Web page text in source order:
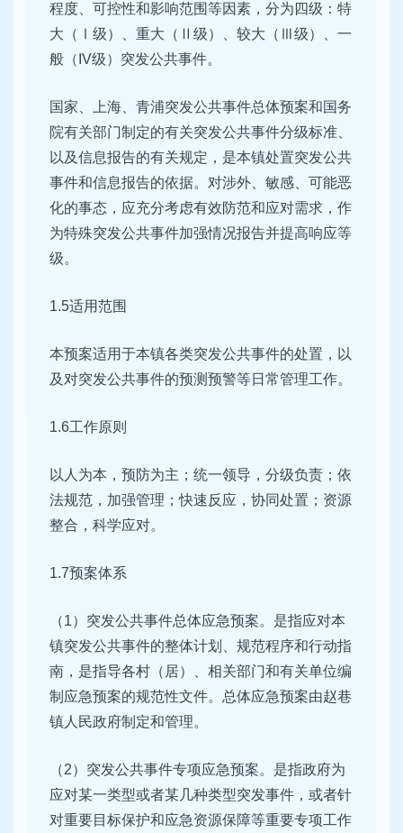
程度、可控性和影响范围等因素，分为四级：特
大（Ⅰ级）、重大（Ⅱ级）、较大（Ⅲ级）、一
般（IV级）突发公共事件。
国家、上海、青浦突发公共事件总体预案和国务
院有关部门制定的有关突发公共事件分级标准、
以及信息报告的有关规定，是本镇处置突发公共
事件和信息报告的依据。对涉外、敏感、可能恶
化的事态，应充分考虑有效防范和应对需求，作
为特殊突发公共事件加强情况报告并提高响应等
级。
1.5适用范围
本预案适用于本镇各类突发公共事件的处置，以
及对突发公共事件的预测预警等日常管理工作。
1.6工作原则
以人为本，预防为主；统一领导，分级负责；依
法规范，加强管理；快速反应，协同处置；资源
整合，科学应对。
1.7预案体系
（1）突发公共事件总体应急预案。是指应对本
镇突发公共事件的整体计划、规范程序和行动指
南，是指导各村（居）、相关部门和有关单位编
制应急预案的规范性文件。总体应急预案由赵巷
镇人民政府制定和管理。
（2）突发公共事件专项应急预案。是指政府为
应对某一类型或者某几种类型突发事件，或者针
对重要目标保护和应急资源保障等重要专项工作